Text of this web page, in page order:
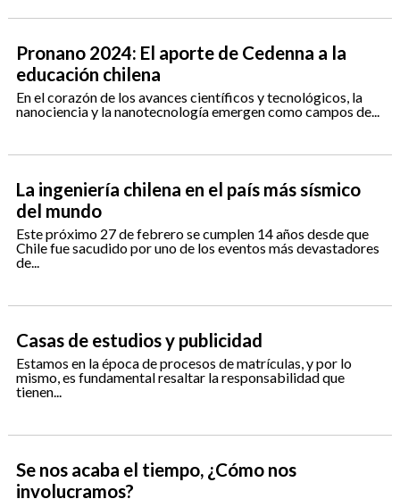
Pronano 2024: El aporte de Cedenna a la
educación chilena
En el corazón de los avances científicos y tecnológicos, la
nanociencia y la nanotecnología emergen como campos de...
La ingeniería chilena en el país más sísmico
del mundo
Este próximo 27 de febrero se cumplen 14 años desde que
Chile fue sacudido por uno de los eventos más devastadores
de...
Casas de estudios y publicidad
Estamos en la época de procesos de matrículas, y por lo
mismo, es fundamental resaltar la responsabilidad que
tienen...
Se nos acaba el tiempo, ¿Cómo nos
involucramos?